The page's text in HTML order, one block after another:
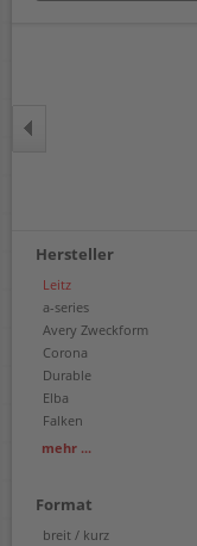
Hersteller
Leitz
a-series
Avery Zweckform
Corona
Durable
Elba
Falken
Herma
mehr ...
Format
breit / kurz